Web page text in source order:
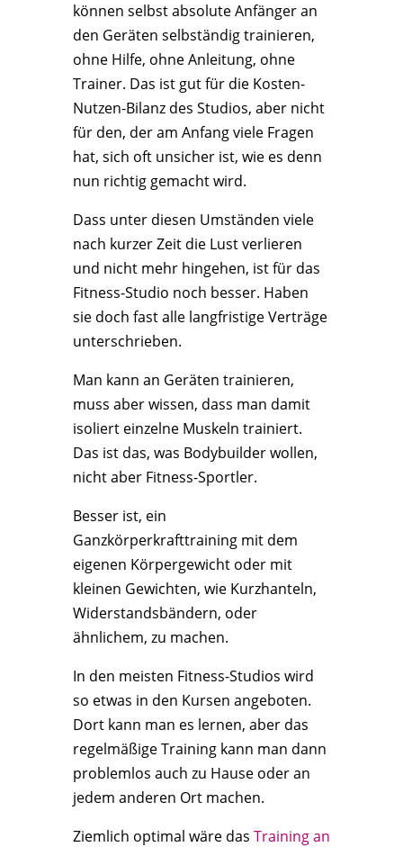
können selbst absolute Anfänger an
den Geräten selbständig trainieren,
ohne Hilfe, ohne Anleitung, ohne
Trainer. Das ist gut für die Kosten-
Nutzen-Bilanz des Studios, aber nicht
für den, der am Anfang viele Fragen
hat, sich oft unsicher ist, wie es denn
nun richtig gemacht wird.
Dass unter diesen Umständen viele
nach kurzer Zeit die Lust verlieren
und nicht mehr hingehen, ist für das
Fitness-Studio noch besser. Haben
sie doch fast alle langfristige Verträge
unterschrieben.
Man kann an Geräten trainieren,
muss aber wissen, dass man damit
isoliert einzelne Muskeln trainiert.
Das ist das, was Bodybuilder wollen,
nicht aber Fitness-Sportler.
Besser ist, ein
Ganzkörperkrafttraining mit dem
eigenen Körpergewicht oder mit
kleinen Gewichten, wie Kurzhanteln,
Widerstandsbändern, oder
ähnlichem, zu machen.
In den meisten Fitness-Studios wird
so etwas in den Kursen angeboten.
Dort kann man es lernen, aber das
regelmäßige Training kann man dann
problemlos auch zu Hause oder an
jedem anderen Ort machen.
Ziemlich optimal wäre das Training an